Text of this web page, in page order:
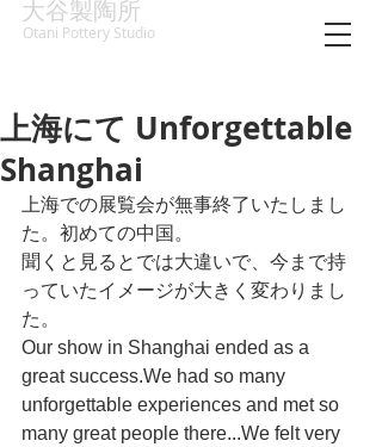
大谷製陶所
Otani Pottery Studio
上海にて Unforgettable
Shanghai
上海での展覧会が無事終了いたしまし
た。初めての中国。
聞くと見るとでは大違いで、今まで持
っていたイメージが大きく変わりまし
た。
Our show in Shanghai ended as a
great success.We had so many
unforgettable experiences and met so
many great people there...We felt very